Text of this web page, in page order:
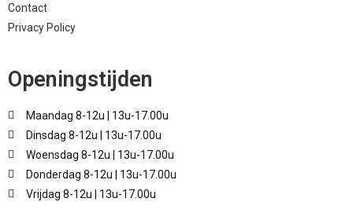
Contact
Privacy Policy
Openingstijden
Maandag 8-12u | 13u-17.00u
Dinsdag 8-12u | 13u-17.00u
Woensdag 8-12u | 13u-17.00u
Donderdag 8-12u | 13u-17.00u
Vrijdag 8-12u | 13u-17.00u